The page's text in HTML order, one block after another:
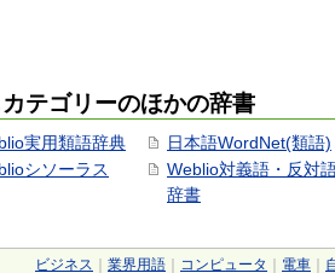
カテゴリーのほかの辞書
実用類語辞典
シソーラス
日本語WordNet(類語)
Weblio対義語・反対
辞書
ビジネス 業界用語 コンピュータ 電車